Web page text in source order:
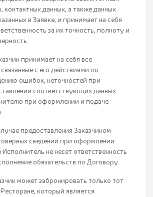
контактных данных, а также данных
в Заявке, и принимает на себя
за их точность, полноту и
принимает на себя все
с его действиями по
ошибок, неточностей при
соответствующих данных
при оформлении и подаче
предоставления Заказчиком
сведений при оформлении
Исполнитель не несет ответственность
обязательств по Договору.
может забронировать только тот
который является